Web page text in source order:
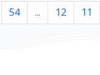
...
54
55
›